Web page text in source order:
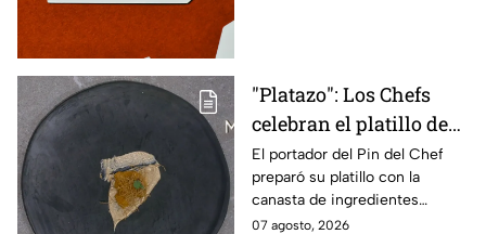
"Platazo": Los Chefs
celebran el platillo de
Lancer en la gala de
salvación de
MasterChef 24/7
El portador del Pin del Chef
preparó su platillo con la
canasta de ingredientes
exóticos que contenía erizo de
07 agosto, 2026